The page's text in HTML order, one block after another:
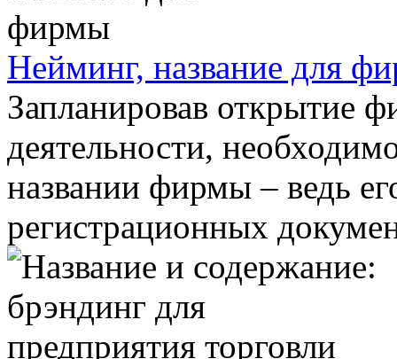
Нейминг, название для
Запланировав открытие
деятельности,
названии фирмы – ведь
регистрационных